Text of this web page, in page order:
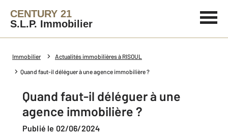
CENTURY 21
S.L.P. Immobilier
Immobilier Actualités immobilières à RISOUL
Quand faut-il déléguer à une agence immobilière ?
Quand faut-il déléguer à une
agence immobilière ?
Publié le 02/06/2024